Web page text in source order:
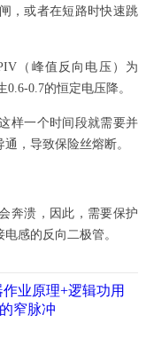
，或者在短路时快速跳
（峰值反向电压）为
0.7的恒定电压降。
一个时间段就需要并
，导致保险丝熔断。
溃，因此，需要保护
感的反向二极管。
业原理+逻辑功用
窄脉冲